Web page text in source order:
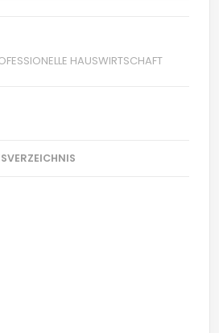
HAUSWIRTSCHAFT